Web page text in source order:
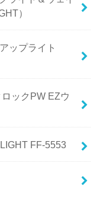
）
ップライト
ックPW EZウ
FF-5553